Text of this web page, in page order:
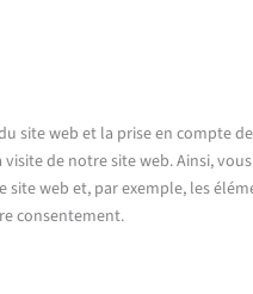
site web et la prise en compte
de notre site web. Ainsi, vous
web et, par exemple, les
consentement.